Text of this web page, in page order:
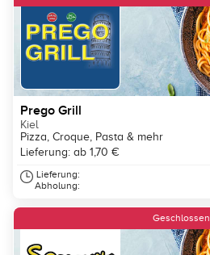
Prego Grill
Kiel
Pizza, Croque, Pasta & mehr
Lieferung: ab 1,70 €
Lieferung:
Abholung:
Geschlossen